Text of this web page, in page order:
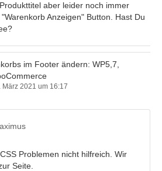
aber leider noch immer
Anzeigen" Button. Hast Du
im Footer ändern: WP5,7,
März 2021 um 16:17
Problemen nicht hilfreich. Wir
Seite.